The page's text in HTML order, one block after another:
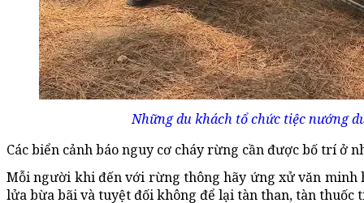
Những du khách tổ chức tiệc nướng
Các biển cảnh báo nguy cơ cháy rừng cần được bố trí ở
Mỗi người khi đến với rừng thông hãy ứng xử văn minh
lửa bừa bãi và tuyệt đối không để lại tàn than, tàn thuốc